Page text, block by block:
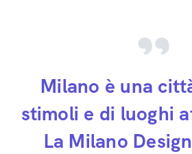
Milano è una
stimoli e di luoghi
La Milano